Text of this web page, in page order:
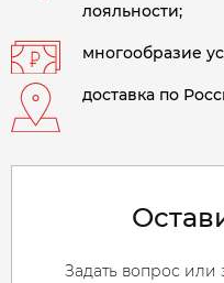
лояльности;
многообразие
доставка по
Задать вопрос или